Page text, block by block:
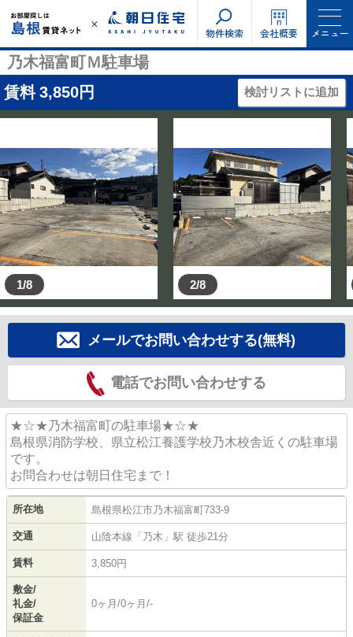
物件検索 会社概要 メニュー
乃木福富町Ｍ駐車場
賃料 3,850円 検討リストに追加
1/8 2/8
メールでお問い合わせする(無料)
電話でお問い合わせする
★☆★乃木福富町の駐車場★☆★
島根県消防学校、県立松江養護学校乃木校舎近くの駐車場
です。
お問合わせは朝日住宅まで！
所在地 島根県松江市乃木福富町733-9
交通 山陰本線 「 乃木 」駅 徒歩21分
賃料 3,850円
敷金/
礼金/
保証金
0ヶ月/0ヶ月/-